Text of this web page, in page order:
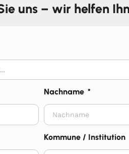
uns – wir helfen
Nachname
Kommune / Institution